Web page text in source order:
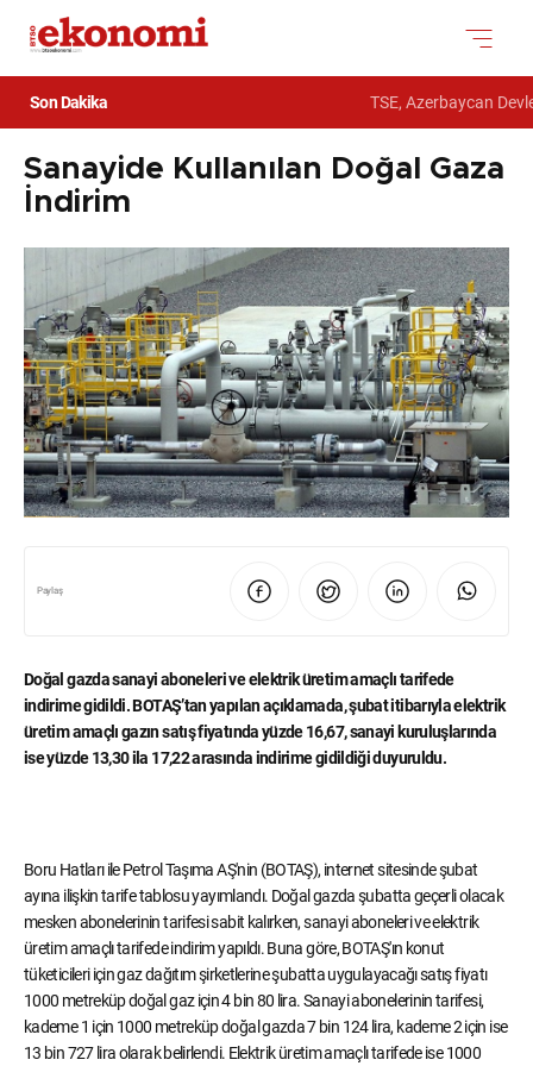
Son Dakika TSE, Azerbaycan
Sanayide Kullanılan Doğal Gaza
İndirim
Paylaş
Doğal gazda sanayi aboneleri ve elektrik üretim amaçlı tarifede
indirime gidildi. BOTAŞ’tan yapılan açıklamada, şubat itibarıyla elektrik
üretim amaçlı gazın satış fiyatında yüzde 16,67, sanayi kuruluşlarında
ise yüzde 13,30 ila 17,22 arasında indirime gidildiği duyuruldu.
Boru Hatları ile Petrol Taşıma AŞ'nin (BOTAŞ), internet sitesinde şubat
ayına ilişkin tarife tablosu yayımlandı. Doğal gazda şubatta geçerli olacak
mesken abonelerinin tarifesi sabit kalırken, sanayi aboneleri ve elektrik
üretim amaçlı tarifede indirim yapıldı. Buna göre, BOTAŞ'ın konut
tüketicileri için gaz dağıtım şirketlerine şubatta uygulayacağı satış fiyatı
1000 metreküp doğal gaz için 4 bin 80 lira. Sanayi abonelerinin tarifesi,
kademe 1 için 1000 metreküp doğal gazda 7 bin 124 lira, kademe 2 için ise
13 bin 727 lira olarak belirlendi. Elektrik üretim amaçlı tarifede ise 1000